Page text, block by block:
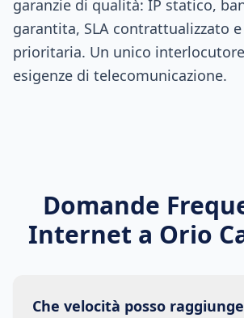
garanzie di qualità: IP statico,
garantita, SLA contrattualizzato
prioritaria. Un unico
esigenze di telecomunicazione.
Domande
Internet a Orio
Che velocità posso